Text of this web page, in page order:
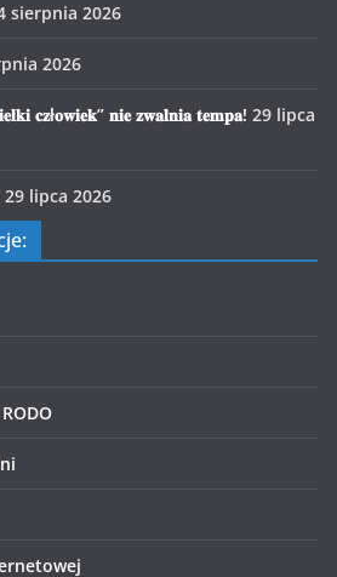
sierpnia 2026
2026
𝐜𝐳ł𝐨𝐰𝐢𝐞𝐤” 𝐧𝐢𝐞 𝐳𝐰𝐚𝐥𝐧𝐢𝐚 𝐭𝐞𝐦𝐩𝐚! 29 lipca
29 lipca 2026